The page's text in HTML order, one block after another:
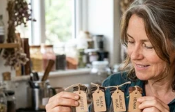
o metal reside em minerais comuns
Aplicar uma camada generosa
extremamente eficaz que solta o mecanismo
do carbono